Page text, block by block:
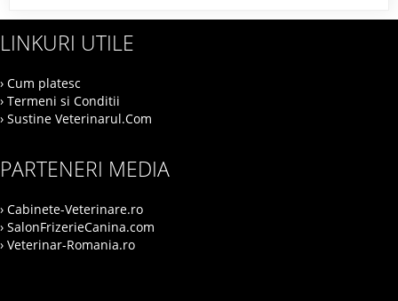
LINKURI UTILE
› Cum platesc
› Termeni si Conditii
› Sustine Veterinarul.Com
PARTENERI MEDIA
› Cabinete-Veterinare.ro
› SalonFrizerieCanina.com
› Veterinar-Romania.ro